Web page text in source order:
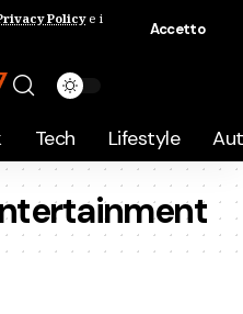
Policye i
Accetto
Tech Lifestyle